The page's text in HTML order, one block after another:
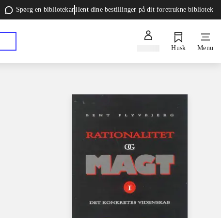
Spørg en bibliotekarHent dine bestillinger på dit foretrukne bibliotek
Husk Menu